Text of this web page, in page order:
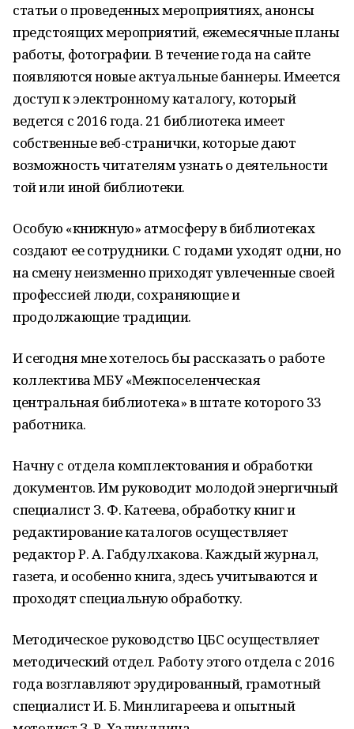
статьи о проведенных мероприятиях, анонсы
предстоящих мероприятий, ежемесячные планы
работы, фотографии. В течение года на сайте
появляются новые актуальные баннеры. Имеется
доступ к электронному каталогу, который
ведется с 2016 года. 21 библиотека имеет
собственные веб-странички, которые дают
возможность читателям узнать о деятельности
той или иной библиотеки.
Особую «книжную» атмосферу в библиотеках
создают ее сотрудники. С годами уходят одни, но
на смену неизменно приходят увлеченные своей
профессией люди, сохраняющие и
продолжающие традиции.
И сегодня мне хотелось бы рассказать о работе
коллектива МБУ «Межпоселенческая
центральная библиотека» в штате которого 33
работника.
Начну с отдела комплектования и обработки
документов. Им руководит молодой энергичный
специалист З. Ф. Катеева, обработку книг и
редактирование каталогов осуществляет
редактор Р. А. Габдулхакова. Каждый журнал,
газета, и особенно книга, здесь учитываются и
проходят специальную обработку.
Методическое руководство ЦБС осуществляет
методический отдел. Работу этого отдела с 2016
года возглавляют эрудированный, грамотный
специалист И. Б. Минлигареева и опытный